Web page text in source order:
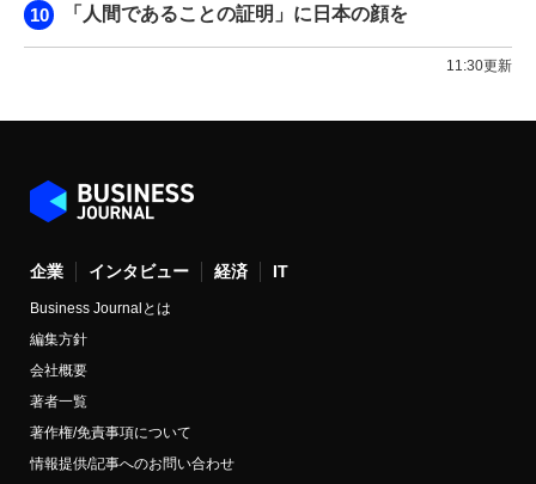
「人間であることの証明」に日本の顔を
11:30更新
企業 インタビュー 経済 IT
Business Journalとは
編集方針
会社概要
著者一覧
著作権/免責事項について
情報提供/記事へのお問い合わせ